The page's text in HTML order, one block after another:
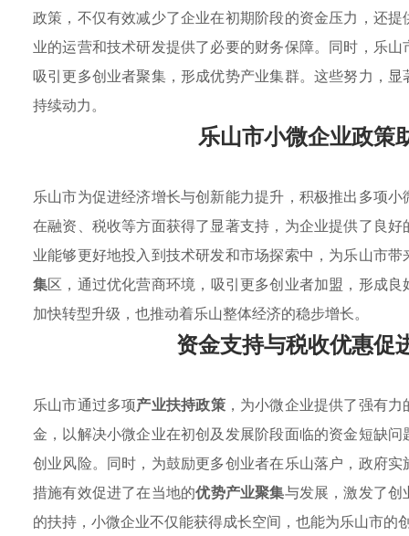
政策，不仅有效减少了企业在初期阶段的资金压力，还
业的运营和技术研发提供了必要的财务保障。同时，乐
吸引更多创业者聚集，形成优势产业集群。这些努力，
持续动力。
乐山市小微企业政策
乐山市为促进经济增长与创新能力提升，积极推出多项
在融资、税收等方面获得了显著支持，为企业提供了良
业能够更好地投入到技术研发和市场探索中，为乐山市
集区，通过优化营商环境，吸引更多创业者加盟，形成
加快转型升级，也推动着乐山整体经济的稳步增长。
资金支持与税收优惠促
乐山市通过多项产业扶持政策，为小微企业提供了强有力
金，以解决小微企业在初创及发展阶段面临的资金短缺
创业风险。同时，为鼓励更多创业者在乐山落户，政府
措施有效促进了在当地的优势产业聚集与发展，激发了
的扶持，小微企业不仅能获得成长空间，也能为乐山市的